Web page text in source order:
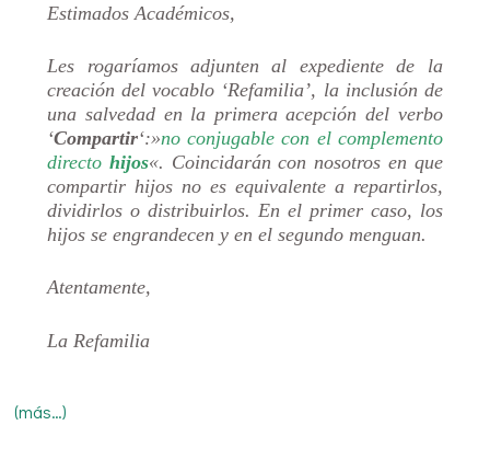
Estimados Académicos,
Les rogaríamos adjunten al expediente de la
creación del vocablo ‘Refamilia’, la inclusión de
una salvedad en la primera acepción del verbo
‘Compartir‘:»no conjugable con el complemento
directohijos«. Coincidarán con nosotros en que
compartir hijos no es equivalente a repartirlos,
dividirlos o distribuirlos. En el primer caso, los
hijos se engrandecen y en el segundo menguan.
Atentamente,
La Refamilia
(más…)